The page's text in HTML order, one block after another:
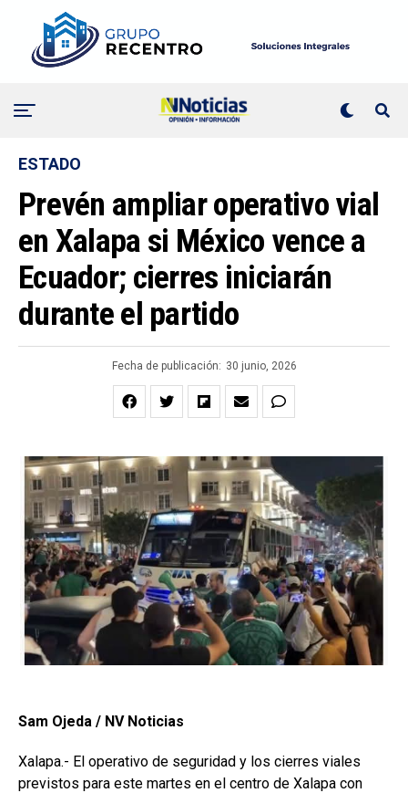
ESTADO
Prevén ampliar operativo vial
en Xalapa si México vence a
Ecuador; cierres iniciarán
durante el partido
Fecha de publicación: 30 junio, 2026
Sam Ojeda / NV Noticias
Xalapa.- El operativo de seguridad y los cierres viales
previstos para este martes en el centro de Xalapa con